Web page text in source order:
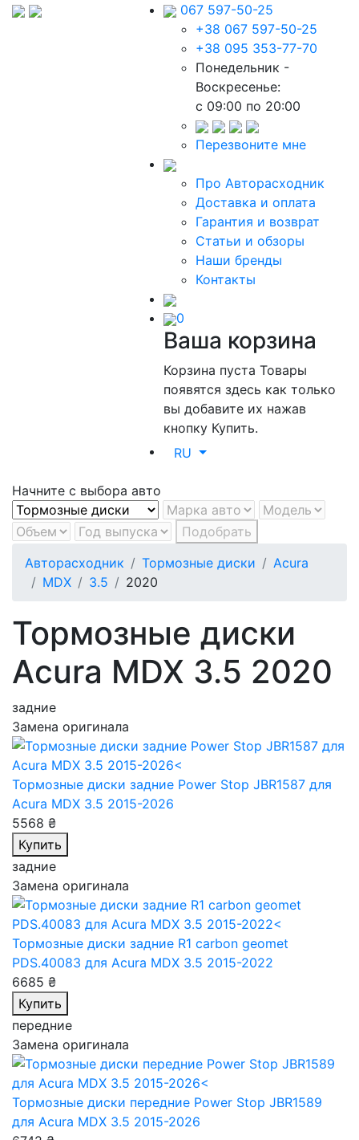
067 597-50-25
+38 067 597-50-25
+38 095 353-77-70
Понедельник -
Воскресенье:
c 09:00 по 20:00
Перезвоните мне
Про Авторасходник
Доставка и оплата
Гарантия и возврат
Статьи и обзоры
Наши бренды
Контакты
0
Ваша корзина
Корзина пустаТовары
появятся здесь как только
вы добавите их нажав
кнопку Купить.
RU
Начните с выбора авто
Подобрать
Авторасходник
Тормозные диски
Acura
MDX
3.5 2020
Тормозные диски
Acura MDX 3.5 2020
задние
Замена оригинала
Тормозные диски задние Power Stop JBR1587 для
Acura MDX 3.5 2015-2026
5568 ₴
Купить
задние
Замена оригинала
Тормозные диски задние R1 carbon geomet
PDS.40083 для Acura MDX 3.5 2015-2022
6685 ₴
Купить
передние
Замена оригинала
Тормозные диски передние Power Stop JBR1589
для Acura MDX 3.5 2015-2026